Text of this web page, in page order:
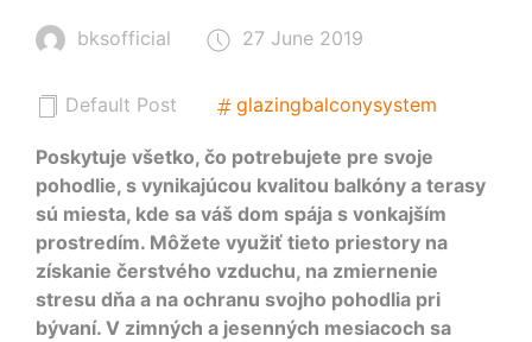
bksofficial 27 June 2019
Default Post glazingbalconysystem
Poskytuje všetko, čo potrebujete pre svoje
pohodlie, s vynikajúcou kvalitou balkóny a terasy
sú miesta, kde sa váš dom spája s vonkajším
prostredím. Môžete využiť tieto priestory na
získanie čerstvého vzduchu, na zmiernenie
stresu dňa a na ochranu svojho pohodlia pri
bývaní. V zimných a jesenných mesiacoch sa